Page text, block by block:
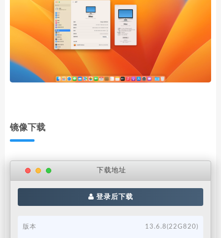
镜像下载
下载地址
登录后下载
版本 13.6.8(22G820)